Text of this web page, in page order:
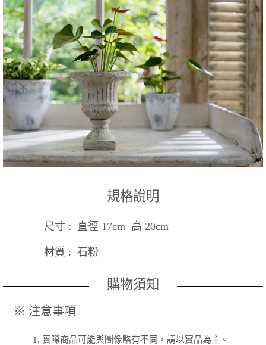
規格說明
尺寸 : 直徑 17cm 高 20cm
材質 : 石粉
購物須知
※ 注意事項
1. 實際商品可能與圖像略有不同，請以實品為主。